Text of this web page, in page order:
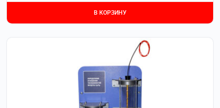
В КОРЗИНУ